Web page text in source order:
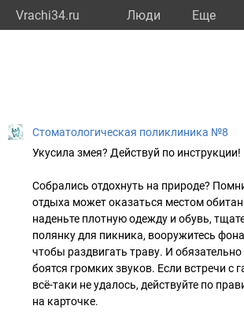
Vrachi34.ru Люди Eще
Стоматологическая поликлиника №8
Укусила змея? Действуй по инструкции!
Собрались отдохнуть на природе?
отдыха может оказаться местом
наденьте плотную одежду и обувь,
полянку для пикника, вооружитесь
чтобы раздвигать траву. И
боятся громких звуков. Если встречи с
всё-таки не удалось, действуйте по
на карточке.